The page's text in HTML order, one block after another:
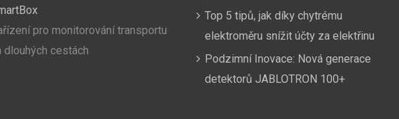
pro monitorování transportu
dlouhých cestách
Top 5 tipů, jak díky chytrému
elektroměru snížit účty za elektřinu
Podzimní Inovace: Nová generace
detektorů JABLOTRON 100+